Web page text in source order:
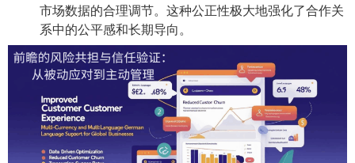
市场数据的合理调节。这种公正性极大地强化了合作关
系中的公平感和长期导向。